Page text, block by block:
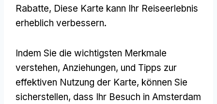
Rabatte, Diese Karte kann Ihr Reiseerlebnis
erheblich verbessern.
Indem Sie die wichtigsten Merkmale
verstehen, Anziehungen, und Tipps zur
effektiven Nutzung der Karte, können Sie
sicherstellen, dass Ihr Besuch in Amsterdam